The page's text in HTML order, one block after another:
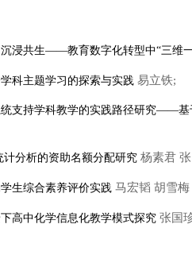
沉浸共生——教育数字化转型中“三维
科主题学习的探索与实践 易立铁;
统支持学科教学的实践路径研究——
计分析的资助名额分配研究 杨素君
生综合素养评价实践 马宏韬 胡雪梅
高中化学信息化教学模式探究 张国